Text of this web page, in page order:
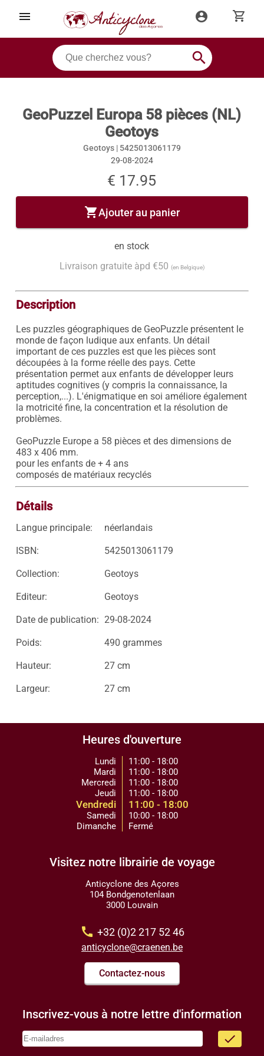
menu account_circle shopping_cart
search
GeoPuzzel Europa 58 pièces (NL)
Geotoys
Geotoys | 5425013061179
29-08-2024
€ 17.95
shopping_cartAjouter au panier
en stock
Livraison gratuite àpd €50 (en Belgique)
Description
Les puzzles géographiques de GeoPuzzle présentent le
monde de façon ludique aux enfants. Un détail
important de ces puzzles est que les pièces sont
découpées à la forme réelle des pays. Cette
présentation permet aux enfants de développer leurs
aptitudes cognitives (y compris la connaissance, la
perception,...). L'énigmatique en soi améliore également
la motricité fine, la concentration et la résolution de
problèmes.
GeoPuzzle Europe a 58 pièces et des dimensions de
483 x 406 mm.
pour les enfants de + 4 ans
composés de matériaux recyclés
Détails
Langue principale: néerlandais
ISBN: 5425013061179
Collection: Geotoys
Editeur: Geotoys
Date de publication: 29-08-2024
Poids: 490 grammes
Hauteur: 27 cm
Largeur: 27 cm
Heures d'ouverture
Lundi
Mardi
Mercredi
Jeudi
Vendredi
Samedi
Dimanche
11:00 - 18:00
11:00 - 18:00
11:00 - 18:00
11:00 - 18:00
11:00 - 18:00
10:00 - 18:00
Fermé
Visitez notre librairie de voyage
Anticyclone des Açores
104 Bondgenotenlaan
3000 Louvain
call +32 (0)2 217 52 46
anticyclone@craenen.be
Contactez-nous
Inscrivez-vous à notre lettre d'information
done